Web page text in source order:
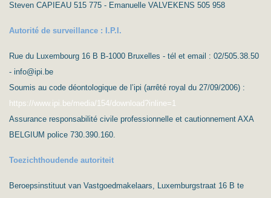
Steven CAPIEAU 515 775 - Emanuelle VALVEKENS 505 958
Autorité de surveillance : I.P.I.
Rue du Luxembourg 16 B B-1000 Bruxelles - tél et email : 02/505.38.50
- info@ipi.be
Soumis au code déontologique de l’ipi (arrêté royal du 27/09/2006) :
https://www.ipi.be/media/154/download?inline=1
Assurance responsabilité civile professionnelle et cautionnement AXA
BELGIUM police 730.390.160.
Toezichthoudende autoriteit
Beroepsinstituut van Vastgoedmakelaars, Luxemburgstraat 16 B te